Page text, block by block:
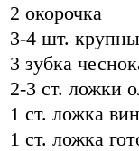
2 окорочка
3-4 шт.
3 зубка
2-3 ст. ложки
1 ст. ложка
1 ст. ложка